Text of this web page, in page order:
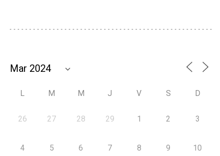
L M M J V S D
26 27 28 29 1 2 3
4 5 6 7 8 9 10